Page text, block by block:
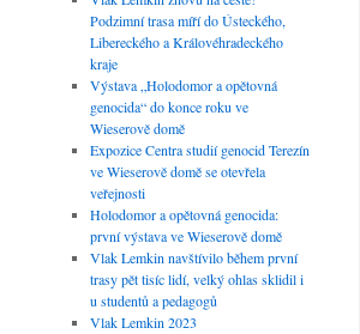
Podzimní trasa míří do Ústeckého,
Libereckého a Královéhradeckého
kraje
Výstava „Holodomor a opětovná
genocida“ do konce roku ve
Wieserově domě
Expozice Centra studií genocid Terezín
ve Wieserově domě se otevřela
veřejnosti
Holodomor a opětovná genocida:
první výstava ve Wieserově domě
Vlak Lemkin navštívilo během první
trasy pět tisíc lidí, velký ohlas sklidil i
u studentů a pedagogů
Vlak Lemkin 2023